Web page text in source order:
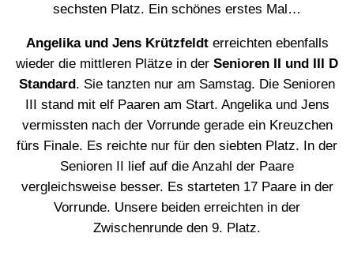
sechsten Platz. Ein schönes erstes Mal…
Angelika und Jens Krützfeldterreichten ebenfalls
wieder die mittleren Plätze in der Senioren II und III D
Standard. Sie tanzten nur am Samstag. Die Senioren
III stand mit elf Paaren am Start. Angelika und Jens
vermissten nach der Vorrunde gerade ein Kreuzchen
fürs Finale. Es reichte nur für den siebten Platz. In der
Senioren II lief auf die Anzahl der Paare
vergleichsweise besser. Es starteten 17 Paare in der
Vorrunde. Unsere beiden erreichten in der
Zwischenrunde den 9. Platz.